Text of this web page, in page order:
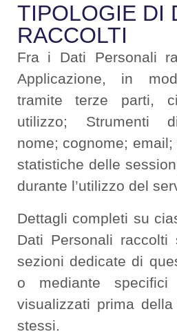
TIPOLOGIE DI
RACCOLTI
Fra i Dati Personali
Applicazione, in
tramite terze parti,
utilizzo; Strumenti
nome; cognome;
statistiche delle
durante l’utilizzo del
Dettagli completi su
Dati Personali raccolti
sezioni dedicate di
o mediante specifici
visualizzati prima
stessi.